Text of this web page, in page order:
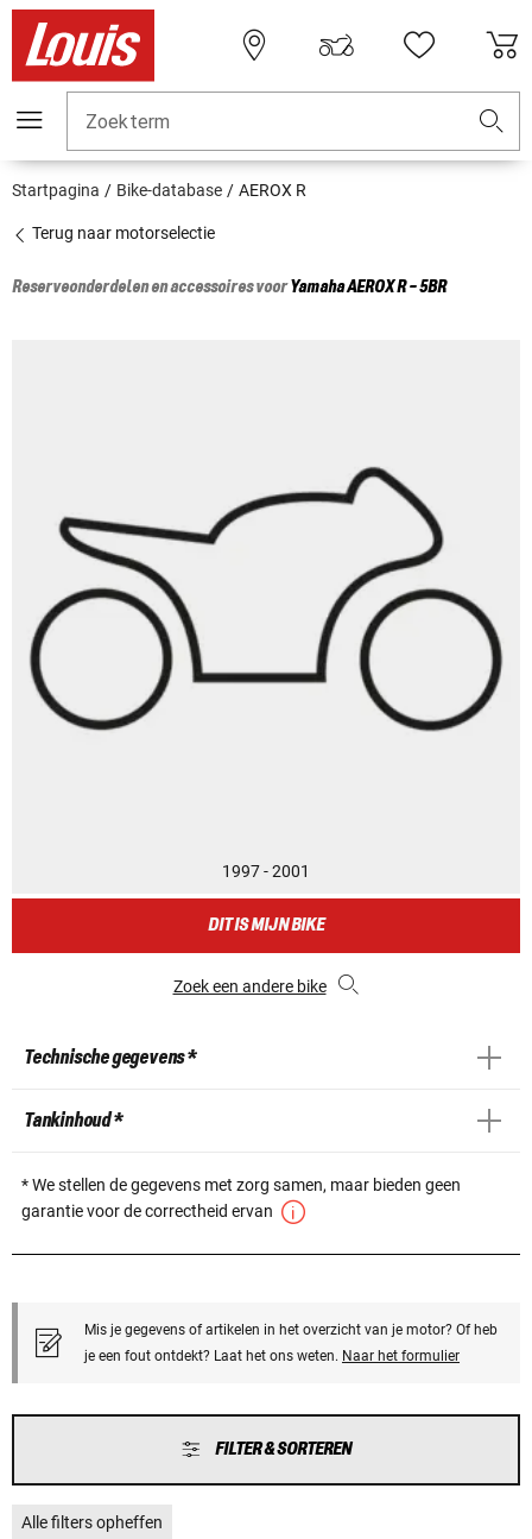
Zoekterm
Startpagina Bike-database AEROX R
Terug naar motorselectie
Reserveonderdelen en accessoires voorYamahaAEROX R - 5BR
1997 - 2001
DIT IS MIJN BIKE
Zoek een andere bike
Technische gegevens *
Tankinhoud *
* We stellen de gegevens met zorg samen, maar bieden geen
garantie voor de correctheid ervan
Mis je gegevens of artikelen in het overzicht van je motor? Of heb
je een fout ontdekt? Laat het ons weten. Naar het formulier
FILTER & SORTEREN
Alle filters opheffen